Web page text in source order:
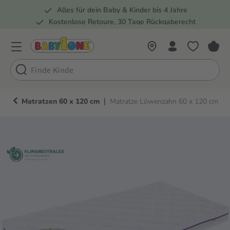
Zur Hauptnavigation springen
Alles für dein Baby & Kinder bis 4 Jahre
Kostenlose Retoure, 30 Tage Rückgaberecht
Matratzen 60 x 120 cm | Matratze Löwenzahn 60 x 120 cm